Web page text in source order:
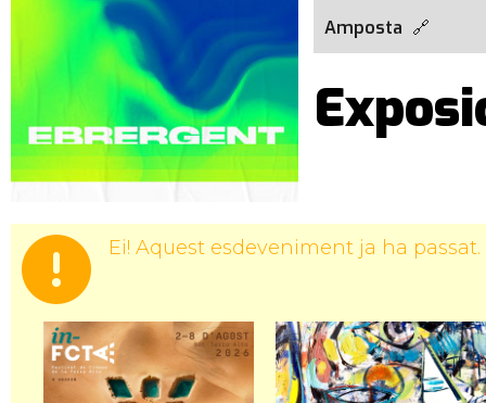
Amposta
Ei! Aquest esdeveniment ja ha